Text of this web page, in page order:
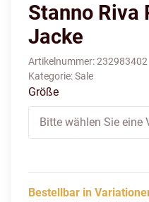
Stanno Riva
Jacke
Artikelnummer:232983402
Kategorie:Sale
Größe
Bitte wählen Sie eine
Bestellbar in